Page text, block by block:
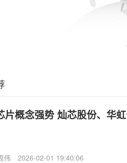
片概念强势 灿芯股份、华
伟 2026-02-01 19:40:06